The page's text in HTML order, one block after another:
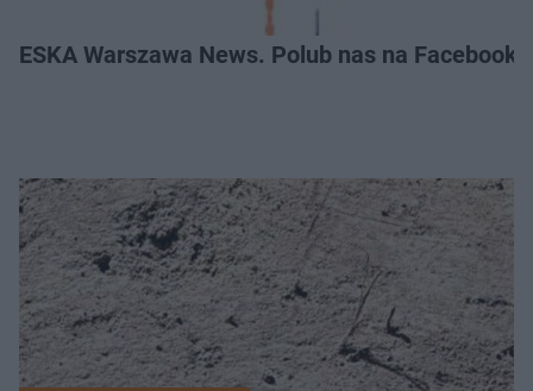
ESKA Warszawa News. Polub nas na